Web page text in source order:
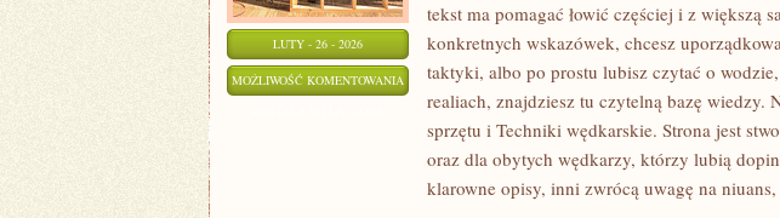
LUTY - 26 - 2026
MOŻLIWOŚĆ KOMENTOWANIA RYBY
EKOLOGIA
tekst ma pomagać łowić częściej i z większą
konkretnych wskazówek, chcesz
taktyki, albo po prostu lubisz czytać o
realiach, znajdziesz tu czytelną bazę wiedzy.
sprzętu i Techniki wędkarskie. Strona jest
oraz dla obytych wędkarzy, którzy lubią
klarowne opisy, inni zwrócą uwagę na